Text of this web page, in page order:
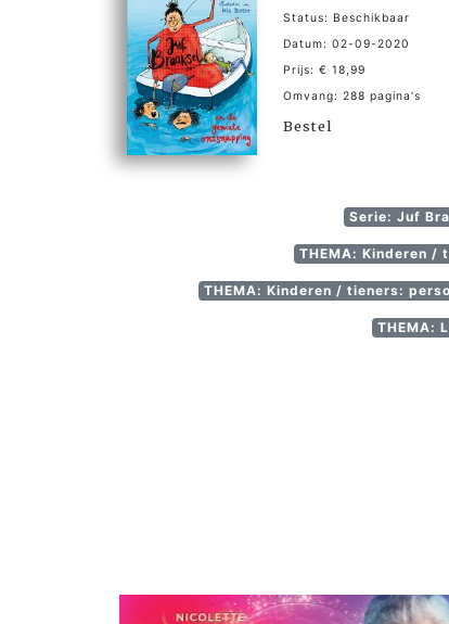
Status: Beschikbaar
Datum: 02-09-2020
Prijs: € 18,99
Omvang: 288 pagina's
Bestel
Serie: Juf
THEMA: Kinderen
THEMA: Kinderen / tieners:
THEMA: